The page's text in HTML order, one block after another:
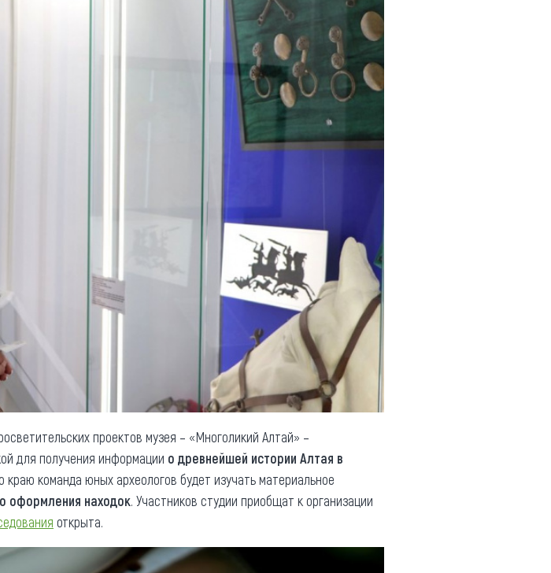
проектов музея – «Многоликий Алтай» –
для получения информации о древнейшей истории Алтая в
краю команда юных археологов будет изучать материальное
оформления находок. Участников студии приобщат к организации
открыта.